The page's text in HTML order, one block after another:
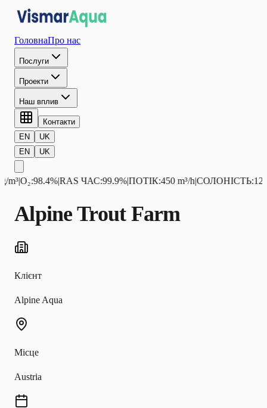
ГоловнаПро нас
Послуги
Проекти
Наш вплив
Контакти
EN
UK
EN
UK
|O₂:98.4%|RAS ЧАС:99.9%|ПОТІК:450 m³/h|СОЛОНІСТЬ:12.5
Alpine Trout Farm
Клієнт
Alpine Aqua
Місце
Austria